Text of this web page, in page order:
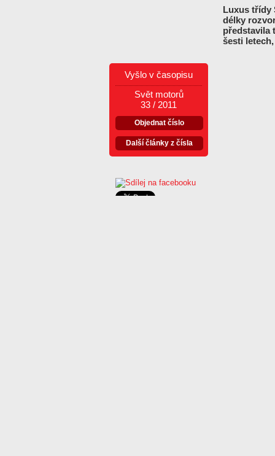
Luxus třídy
délky
představila
šesti
Vyšlo v časopisu
Svět motorů
33 / 2011
Objednat číslo
Další články z čísla